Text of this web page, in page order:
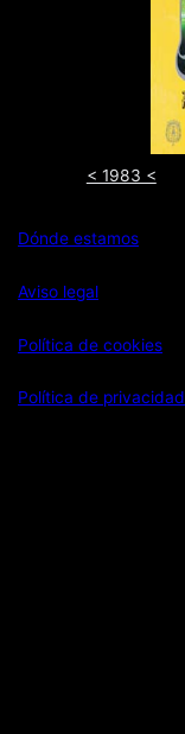
< 1983 <
Dónde estamos
Aviso legal
Política de cookies
Política de privacidad